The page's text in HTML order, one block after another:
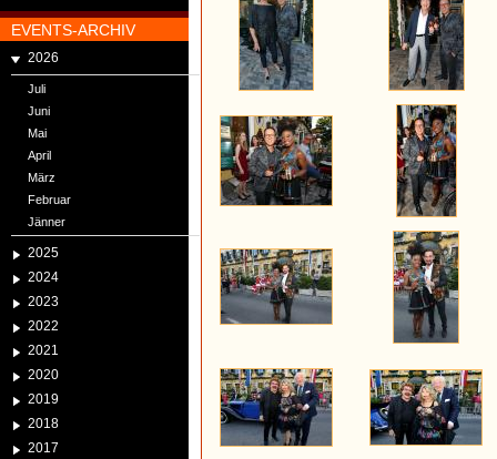
EVENTS-ARCHIV
2026
Juli
Juni
Mai
April
März
Februar
Jänner
2025
2024
2023
2022
2021
2020
2019
2018
2017